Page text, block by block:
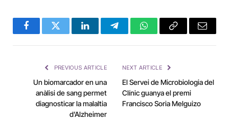
FacebookTwitter LinkedInTelegramWhatsAppCopy
Email
PREVIOUS ARTICLE
Un biomarcador en una
anàlisi de sang permet
diagnosticar la malaltia
d’Alzheimer
NEXT ARTICLE
El Servei de Microbiologia del
Clínic guanya el premi
Francisco Soria Melguizo